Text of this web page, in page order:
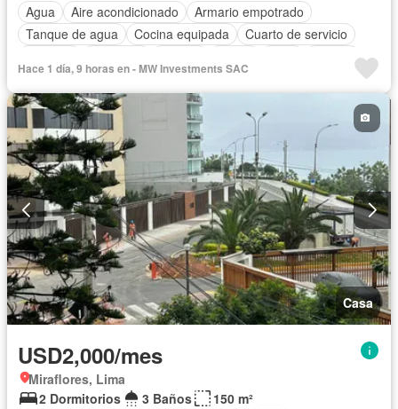
Agua
Aire acondicionado
Armario empotrado
Tanque de agua
Cocina equipada
Cuarto de servicio
Seguridad
Terraza Permite mascotas
Sin amoblar
Hace 1 día, 9 horas en - MW Investments SAC
Casa
USD2,000/mes
Miraflores, Lima
2 Dormitorios
3 Baños
150 m²